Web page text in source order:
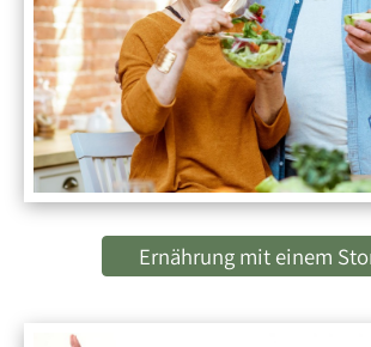
Ernährung mit einem